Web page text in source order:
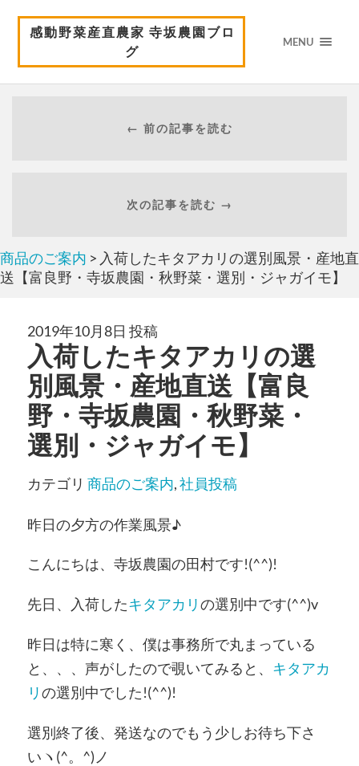
感動野菜産直農家 寺坂農園ブロ
グ
MENU
← 前の記事を読む
次の記事を読む →
商品のご案内 > 入荷したキタアカリの選別風景・産地直
送【富良野・寺坂農園・秋野菜・選別・ジャガイモ】
2019年10月8日 投稿
入荷したキタアカリの選
別風景・産地直送【富良
野・寺坂農園・秋野菜・
選別・ジャガイモ】
カテゴリ 商品のご案内,社員投稿
昨日の夕方の作業風景♪
こんにちは、寺坂農園の田村です!(^^)!
先日、入荷したキタアカリの選別中です(^^)v
昨日は特に寒く、僕は事務所で丸まっている
と、、、声がしたので覗いてみると、 キタアカ
リの選別中でした!(^^)!
選別終了後、発送なのでもう少しお待ち下さ
いヽ(^。^)ノ